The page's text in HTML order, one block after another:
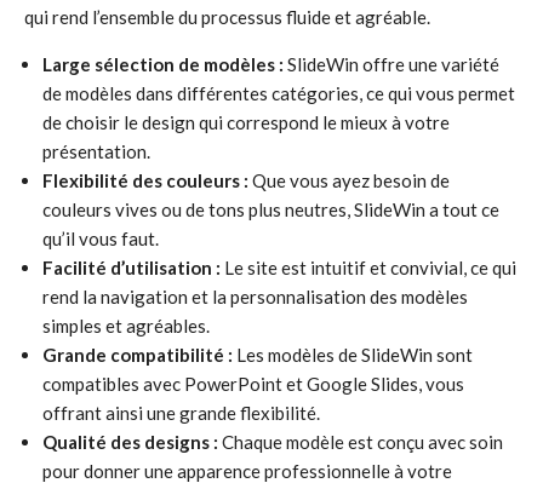
qui rend l’ensemble du processus fluide et agréable.
Large sélection de modèles : SlideWin offre une variété
de modèles dans différentes catégories, ce qui vous permet
de choisir le design qui correspond le mieux à votre
présentation.
Flexibilité des couleurs : Que vous ayez besoin de
couleurs vives ou de tons plus neutres, SlideWin a tout ce
qu’il vous faut.
Facilité d’utilisation : Le site est intuitif et convivial, ce qui
rend la navigation et la personnalisation des modèles
simples et agréables.
Grande compatibilité : Les modèles de SlideWin sont
compatibles avec PowerPoint et Google Slides, vous
offrant ainsi une grande flexibilité.
Qualité des designs : Chaque modèle est conçu avec soin
pour donner une apparence professionnelle à votre